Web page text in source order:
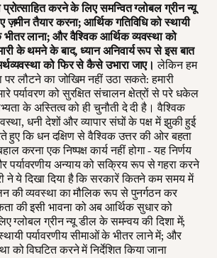
करने के लिए समन्वित ग्लोबल ग्रीन न्यू
तैयार करना; आर्थिक गतिविधि को स्थायी
भीतर लाना; और वैश्विक आर्थिक व्यवस्था को
के थमने के बाद, ध्यान अनिवार्य रूप से इस बात
को फिर से कैसे उभारा जाए। लेकिन हम
लौटने का जोखिम नहीं उठा सकते: हमारी
पर्यावरण को सुरक्षित संचालन क्षेत्रों से परे धकेल
के अस्तित्व को ही चुनौती दे दी है। वैश्विक
धनी देशों और व्यापार संघों के पक्ष में झुकी हुई
हुए कि धन दक्षिण से वैश्विक उत्तर की ओर बहता
करना एक निष्पक्ष कार्य नहीं होगा - यह निर्णय
पर्यावरणीय अन्याय को सक्रिय रूप से गहरा करने
ने ये दिखा दिया है कि सरकारें कितने कम समय में
की व्यवस्था का मौलिक रूप से पुनर्गठन कर
की इसी भावना को अब आर्थिक सुधार को
ग्लोबल ग्रीन न्यू डील के समन्वय की दिशा में;
पर्यावरणीय सीमाओं के भीतर लाने में; और
को विघटित करने में निर्देशित किया जाना